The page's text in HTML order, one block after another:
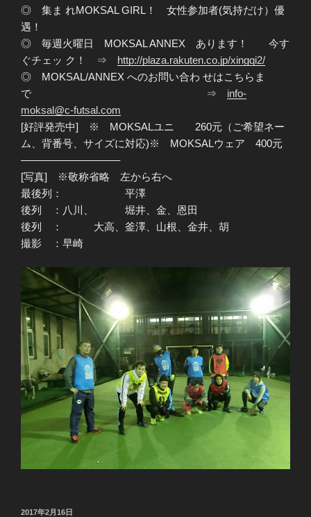
◎ 集ま れMOKSAL GIRL！ 女性参加者(気持だけ）優
遇！
◎ 毎週火曜日 MOKSAL ANNEX あります！ 今す
ぐチェッ ク！ ⇒ http://plaza.rakuten.co.jp/xingqi2/
◎ MOKSAL/ANNEX へのお問い合わ せはこちらま
で ⇒ info-
moksal@c-futsal.com
[好評発売中] ※ MOKSALユニ 260元（ご希望ネー
ム、背番号、サイズに対応)※ MOKSALウェア 400元
—————————–
[写真] ※敬称省略 左から右へ
最後列： 平澤
後列 ：八川、 堀井、金、恩田
後列 ： 大高、釜澤、山根、金井、胡
撮影 ：早崎
投
2017年2月16日